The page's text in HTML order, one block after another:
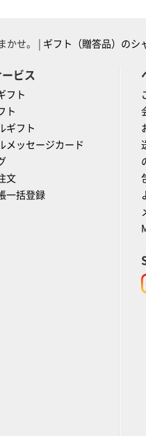
かせ。 | ギフト（贈答品）のシ
ビス
フト
ト
ギフト
メッセージカード
文
一括登録